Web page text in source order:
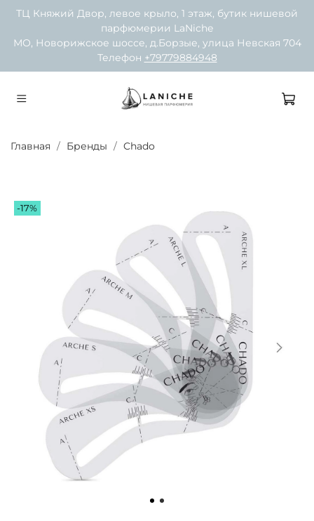
ТЦ Княжий Двор, левое крыло, 1 этаж, бутик нишевой
парфюмерии LaNiche
МО, Новорижское шоссе, д.Борзые, улица Невская 704
Телефон +79779884948
Главная Бренды Chado
-17%